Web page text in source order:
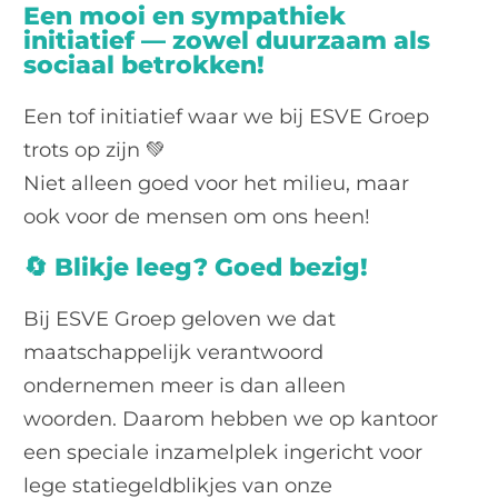
Een mooi en sympathiek
initiatief — zowel duurzaam als
sociaal betrokken!
Een tof initiatief waar we bij ESVE Groep
trots op zijn 💚
Niet alleen goed voor het milieu, maar
ook voor de mensen om ons heen!
🔄 Blikje leeg? Goed bezig!
Bij ESVE Groep geloven we dat
maatschappelijk verantwoord
ondernemen meer is dan alleen
woorden. Daarom hebben we op kantoor
een speciale inzamelplek ingericht voor
lege statiegeldblikjes van onze